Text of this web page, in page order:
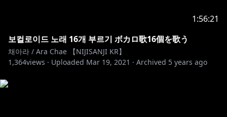
1:56:21
보컬로이드 노래 16개 부르기 ボカロ歌16個を歌う
채아라 / Ara Chae 【NIJISANJI KR】
1,364views · Uploaded Mar 19, 2021 · Archived 5 years ago